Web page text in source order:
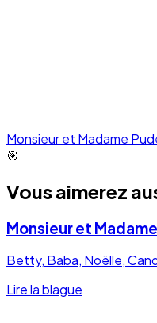
Monsieur et Madame
🎯
Vous aimerez
Monsieur et
Betty, Baba, Noëlle,
Lire la blague